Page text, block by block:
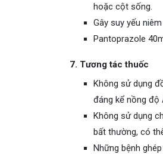
hoặc cột sống.
Gây suy yếu
Pantoprazole
7. Tương tác thuốc
Không sử dụng
đáng kể nồng độ
Không sử dụng
bất thường, có
Những bệnh